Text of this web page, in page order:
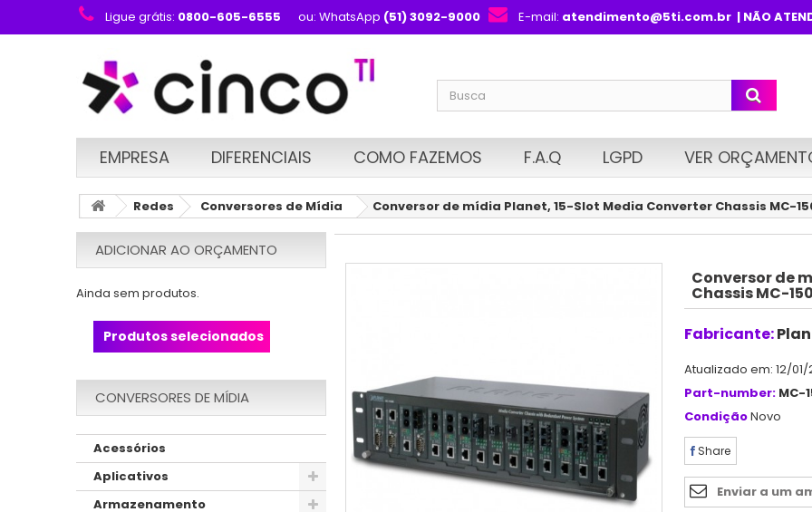
Ligue grátis: 0800-605-6555 ou: WhatsApp (51) 3092-9000 E-mail: atendimento@5ti.com.br| NÃO
EMPRESA DIFERENCIAIS COMO FAZEMOS F.A.Q LGPD VER
Redes Conversores de Mídia Conversor de mídia Planet, 15-Slot Media Converter Chassis MC-
ADICIONAR AO ORÇAMENTO
Ainda sem produtos.
Produtos selecionados
CONVERSORES DE MÍDIA
Acessórios
Aplicativos
Armazenamento
Conversor de
Chassis MC-
Fabricante:
Atualizado em: 12/01/
Part-number: MC-
CondiçãoNovo
Share
Enviar a um